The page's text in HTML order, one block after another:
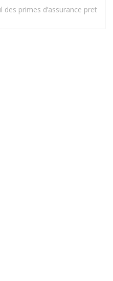
primes d’assurance pret